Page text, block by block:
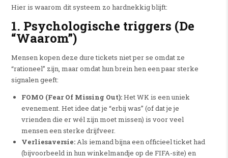
Hier is waarom dit systeem zo hardnekkig blijft:
1. Psychologische triggers (De
“Waarom”)
Mensen kopen deze dure tickets niet per se omdat ze
“rationeel” zijn, maar omdat hun brein hen een paar sterke
signalen geeft:
FOMO (Fear Of Missing Out):Het WK is een uniek
evenement. Het idee dat je “erbij was” (of dat je je
vrienden die er wél zijn moet missen) is voor veel
mensen een sterke drijfveer.
Verliesaversie:Als iemand bijna een officieel ticket had
(bijvoorbeeld in hun winkelmandje op de FIFA-site) en